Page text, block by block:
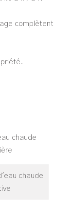
complètent
chaude
chaude